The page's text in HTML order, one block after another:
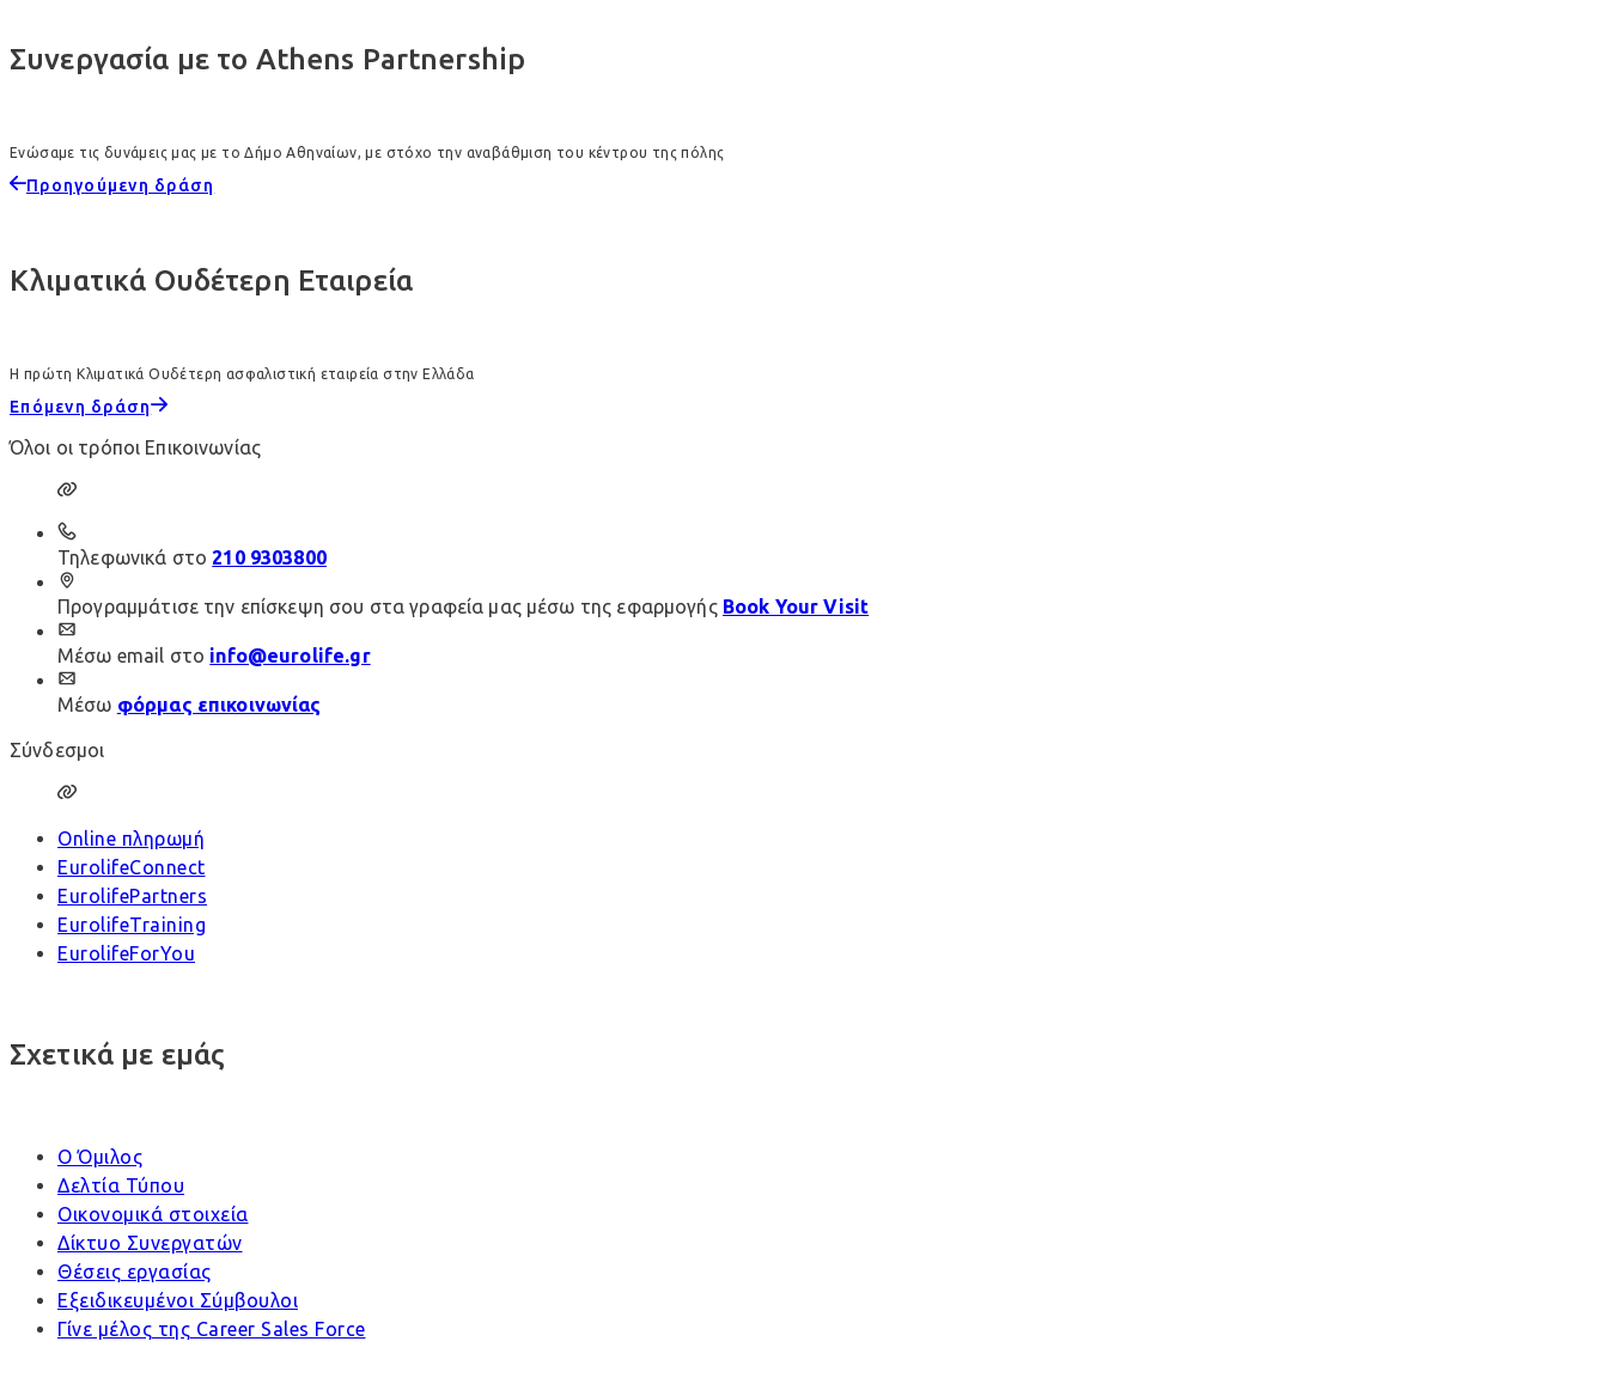
Συνεργασία με το Athens Partnership
Ενώσαμε τις δυνάμεις μας με το Δήμο Αθηναίων, με στόχο την αναβάθμιση του κέντρου της πόλης
Προηγούμενη δράση
Κλιματικά Ουδέτερη Εταιρεία
Η πρώτη Κλιματικά Ουδέτερη ασφαλιστική εταιρεία στην Ελλάδα
Επόμενη δράση
Όλοι οι τρόποι Επικοινωνίας
Τηλεφωνικά στο 210 9303800
Προγραμμάτισε την επίσκεψη σου στα γραφεία μας μέσω της εφαρμογής Book Your Visit
Μέσω email στο info@eurolife.gr
Μέσω φόρμας επικοινωνίας
Σύνδεσμοι
Online πληρωμή
EurolifeConnect
EurolifePartners
EurolifeTraining
EurolifeForYou
Σχετικά με εμάς
Ο Όμιλος
Δελτία Τύπου
Οικονομικά στοιχεία
Δίκτυο Συνεργατών
Θέσεις εργασίας
Εξειδικευμένοι Σύμβουλοι
Γίνε μέλος της Career Sales Force